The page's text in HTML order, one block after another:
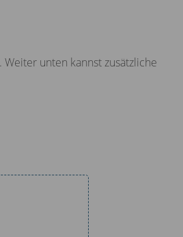
unten kannst zusätzliche